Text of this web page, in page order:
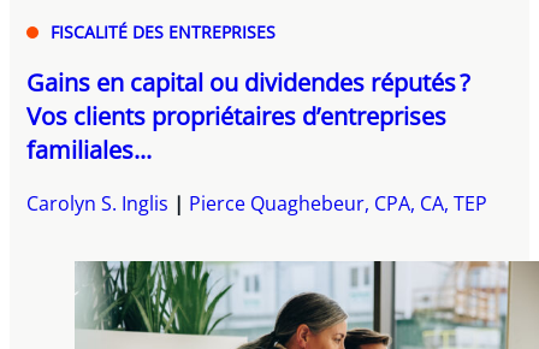
FISCALITÉ DES ENTREPRISES
Gains en capital ou dividendes réputés ?
Vos clients propriétaires d’entreprises
familiales...
Carolyn S. Inglis Pierce Quaghebeur, CPA, CA, TEP